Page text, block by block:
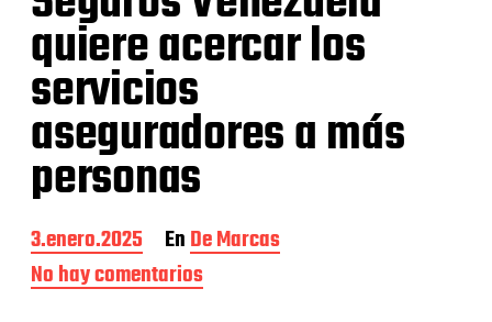
quiere acercar los
servicios
aseguradores a más
personas
F
e
c
3.enero.2025 EnDe Marcas
No hay comentariose
n